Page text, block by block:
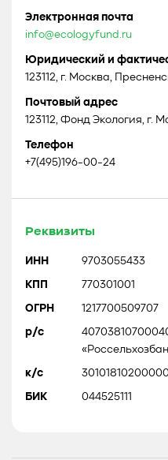
Электронная почта
info@ecologyfund.ru
Юридический и
123112, г. Москва,
Почтовый адрес
123112, Фонд Экология, г.
Телефон
+7(495)196-00-24
Реквизиты
ИНН 9703055433
КПП 770301001
ОГРН 1217700509707
р/с
к/с
БИК 044525111